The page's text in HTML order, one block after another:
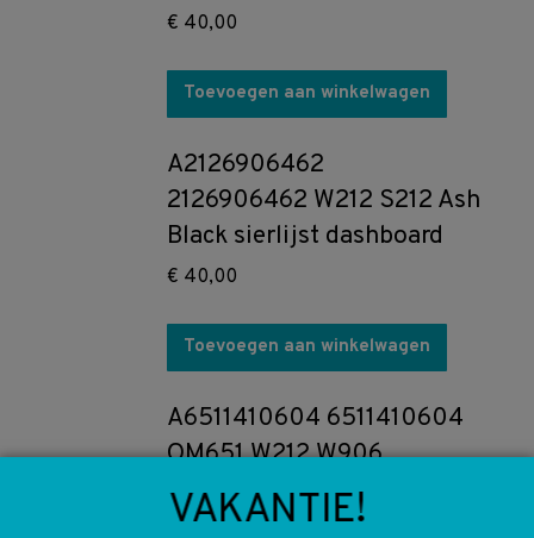
€ 40,00
Toevoegen aan winkelwagen
A2126906462
2126906462 W212 S212 Ash
Black sierlijst dashboard
€ 40,00
Toevoegen aan winkelwagen
A6511410604 6511410604
OM651 W212 W906
W204 pijpleiding
VAKANTIE!